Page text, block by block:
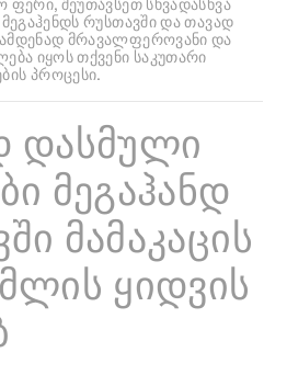
ფერი, შეუთავსეთ სხვადასხვა
რუსთავში და თავად
მრავალფეროვანი და
იყოს თქვენი საკუთარი
პროცესი.
დასმული
მეგაჰანდ
მამაკაცის
ყიდვის